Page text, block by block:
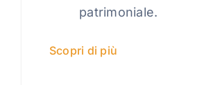
patrimoniale.
Scopri di più